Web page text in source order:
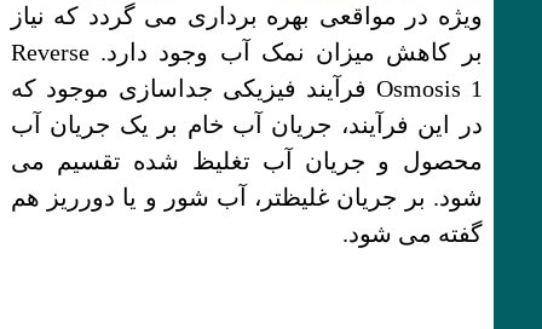
ویژه در مواقعی بهره برداری می گردد که نیاز
بر کاهش میزان نمک آب وجود دارد. Reverse
Osmosis 1 فرآیند فیزیکی جداسازی موجود که
در این فرآیند، جریان آب خام بر یک جریان آب
محصول و جریان آب تغلیظ شده تقسیم می
شود. بر جریان غلیظتر، آب شور و یا دورریز هم
گفته می شود.